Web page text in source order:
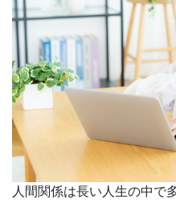
人間関係は長い人生の中で